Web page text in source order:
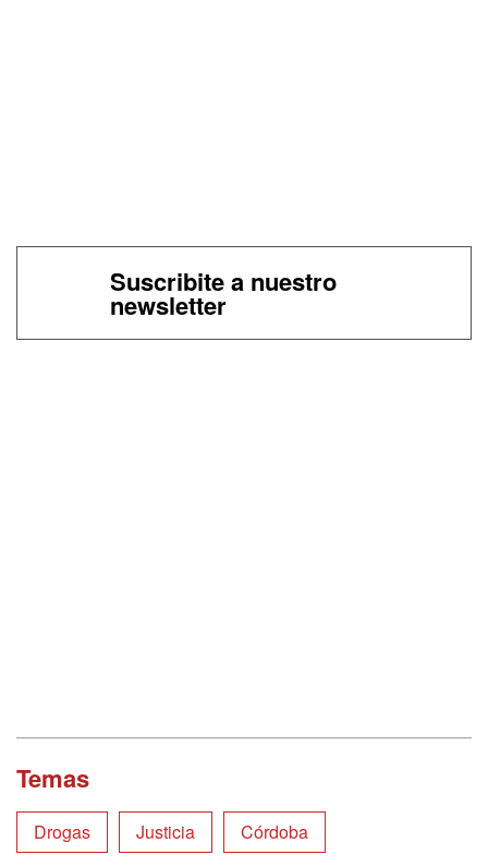
Suscribite a nuestro
newsletter
Temas
Drogas Justicia Córdoba